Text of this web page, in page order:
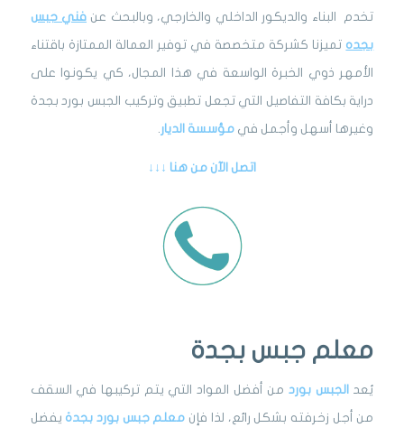
تخدم البناء والديكور الداخلي والخارجي، وبالبحث عن فني جبس
بجده تميزنا كشركة متخصصة في توفير العمالة الممتازة باقتناء
الأمهر ذوي الخبرة الواسعة في هذا المجال، كي يكونوا على
دراية بكافة التفاصيل التي تجعل تطبيق وتركيب الجبس بورد بجدة
وغيرها أسهل وأجمل في مؤسسة الديار .
اتصل الآن من هنا ↓↓↓
معلم جبس بجدة
يُعد الجبس بوردمن أفضل المواد التي يتم تركيبها في السقف
من أجل زخرفته بشكل رائع، لذا فإن معلم جبس بورد بجدة يفضل